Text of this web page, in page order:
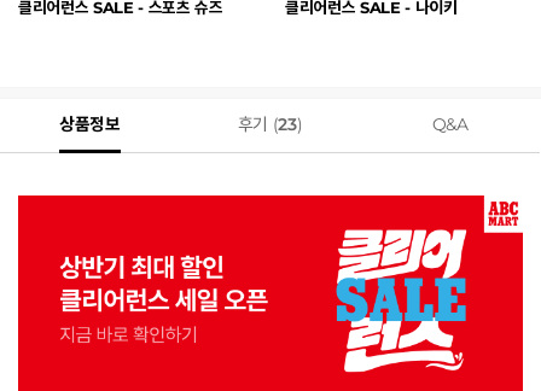
클리어런스 SALE - 스포츠 슈즈 클리어런스 SALE - 나이키
상품정보 후기 (23) Q&A